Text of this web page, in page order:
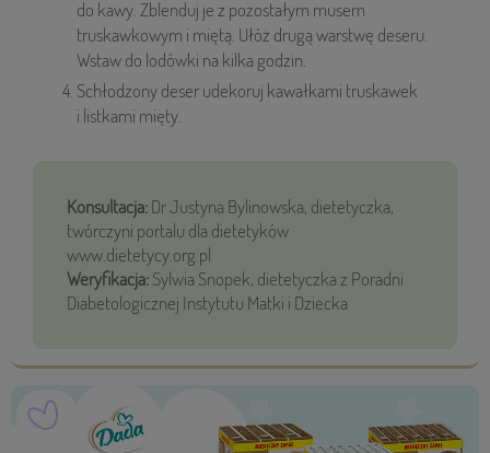
do kawy. Zblenduj je z pozostałym musem
truskawkowym i miętą. Ułóż drugą warstwę deseru.
Wstaw do lodówki na kilka godzin.
Schłodzony deser udekoruj kawałkami truskawek
i listkami mięty.
Konsultacja:Dr Justyna Bylinowska, dietetyczka,
twórczyni portalu dla dietetyków
www.dietetycy.org.pl
Weryfikacja:Sylwia Snopek, dietetyczka z Poradni
Diabetologicznej Instytutu Matki i Dziecka